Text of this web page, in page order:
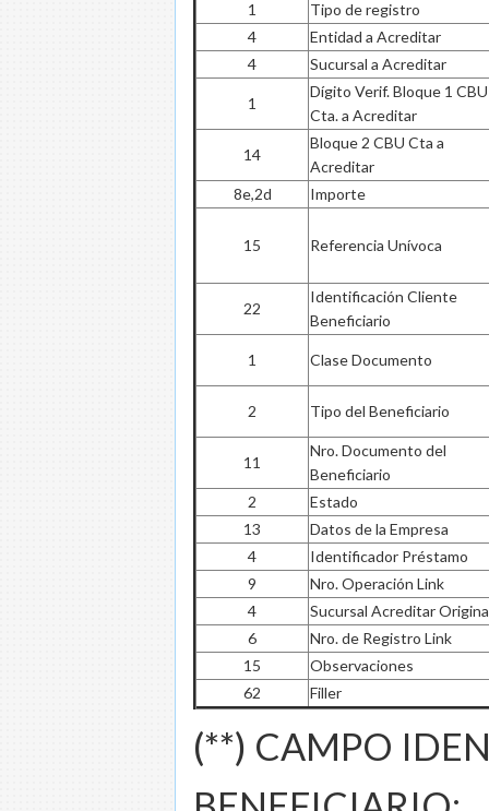
1
Tipo de registro
4
Entidad a Acreditar
4
Sucursal a Acreditar
1
Dígito Verif. Bloque 1 CBU
Cta. a Acreditar
14
Bloque 2 CBU Cta a
Acreditar
8e,2d
Importe
15 Referencia Unívoca
22
Identificación Cliente
Beneficiario
1 Clase Documento
2 Tipo del Beneficiario
11
Nro. Documento del
Beneficiario
2
Estado
13
Datos de la Empresa
4
Identificador Préstamo
9
Nro. Operación Link
4
Sucursal Acreditar
6
Nro. de Registro Link
15
Observaciones
62
Filler
(**) CAMPO